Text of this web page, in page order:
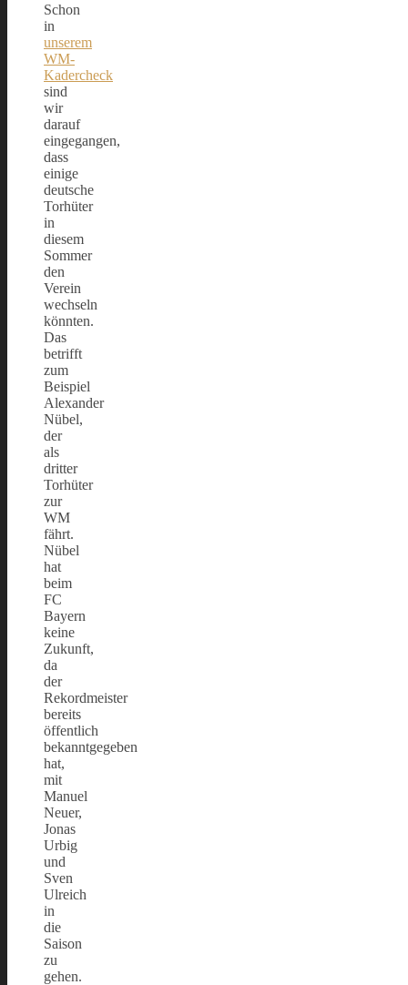
Schon
in
unserem
WM-
Kadercheck
sind
wir
darauf
eingegangen,
dass
einige
deutsche
Torhüter
in
diesem
Sommer
den
Verein
wechseln
könnten.
Das
betrifft
zum
Beispiel
Alexander
Nübel,
der
als
dritter
Torhüter
zur
WM
fährt.
Nübel
hat
beim
FC
Bayern
keine
Zukunft,
da
der
Rekordmeister
bereits
öffentlich
bekanntgegeben
hat,
mit
Manuel
Neuer,
Jonas
Urbig
und
Sven
Ulreich
in
die
Saison
zu
gehen.